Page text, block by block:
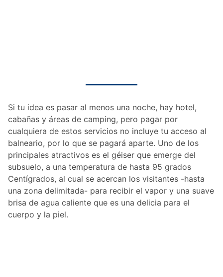
Si tu idea es pasar al menos una noche, hay hotel,
cabañas y áreas de camping, pero pagar por
cualquiera de estos servicios no incluye tu acceso al
balneario, por lo que se pagará aparte. Uno de los
principales atractivos es el géiser que emerge del
subsuelo, a una temperatura de hasta 95 grados
Centígrados, al cual se acercan los visitantes -hasta
una zona delimitada- para recibir el vapor y una suave
brisa de agua caliente que es una delicia para el
cuerpo y la piel.